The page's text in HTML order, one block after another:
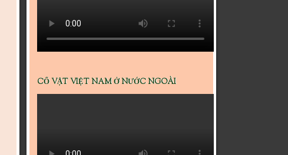
CỔ VẬT VIỆT NAM Ở NƯỚC NGOÀI